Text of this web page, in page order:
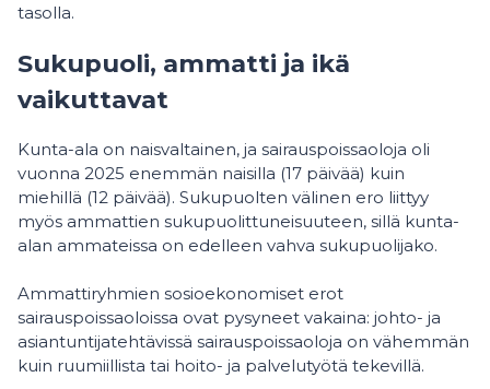
tasolla.
Sukupuoli, ammatti ja ikä
vaikuttavat
Kunta-ala on naisvaltainen, ja sairauspoissaoloja oli
vuonna 2025 enemmän naisilla (17 päivää) kuin
miehillä (12 päivää). Sukupuolten välinen ero liittyy
myös ammattien sukupuolittuneisuuteen, sillä kunta-
alan ammateissa on edelleen vahva sukupuolijako.
Ammattiryhmien sosioekonomiset erot
sairauspoissaoloissa ovat pysyneet vakaina: johto- ja
asiantuntijatehtävissä sairauspoissaoloja on vähemmän
kuin ruumiillista tai hoito- ja palvelutyötä tekevillä.